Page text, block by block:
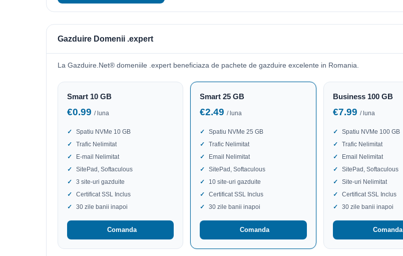
Gazduire Domenii .expert
La Gazduire.Net® domeniile .expert beneficiaza de pachete de gazduire excelente in Romania.
Smart 10 GB
€0.99 / luna
Spatiu NVMe 10 GB
Trafic Nelimitat
E-mail Nelimitat
SitePad, Softaculous
3 site-uri gazduite
Certificat SSL Inclus
30 zile banii inapoi
Comanda
Smart 25 GB
€2.49/ luna
Spatiu NVMe 25 GB
Trafic Nelimitat
Email Nelimitat
SitePad, Softaculous
10 site-uri gazduite
Certificat SSL Inclus
30 zile banii inapoi
Comanda
Business 100 GB
€7.99 / luna
Spatiu NVMe 100 GB
Trafic Nelimitat
Email Nelimitat
SitePad, Softaculous
Site-uri Nelimitat
Certificat SSL Inclus
30 zile banii inapoi
Comanda